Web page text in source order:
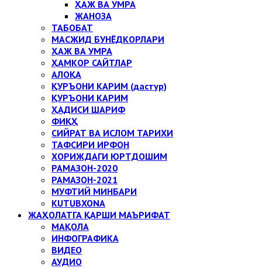
ҲАЖ ВА УМРА
ЖАНОЗА
ТАБОБАТ
МАСЖИД БУНЁДКОРЛАРИ
ҲАЖ ВА УМРА
ҲАМКОР САЙТЛАР
АЛОҚА
ҚУРЪОНИ КАРИМ (дастур)
ҚУРЪОНИ КАРИМ
ҲАДИСИ ШАРИФ
ФИҚҲ
СИЙРАТ ВА ИСЛОМ ТАРИХИ
ТАФСИРИ ИРФОН
ХОРИЖДАГИ ЮРТДОШИМ
РАМАЗОН-2020
РАМАЗОН-2021
МУФТИЙ МИНБАРИ
KUTUBXONA
ЖАҲОЛАТГА ҚАРШИ МАЪРИФАТ
МАҚОЛА
ИНФОГРАФИКА
ВИДЕО
АУДИО